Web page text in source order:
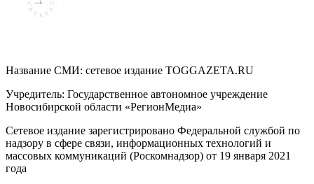
Название СМИ: cетевое издание TOGGAZETA.RU
Учредитель: Государственное автономное учреждение
Новосибирской области «РегионМедиа»
Сетевое издание зарегистрировано Федеральной службой по
надзору в сфере связи, информационных технологий и
массовых коммуникаций (Роскомнадзор) от 19 января 2021
года